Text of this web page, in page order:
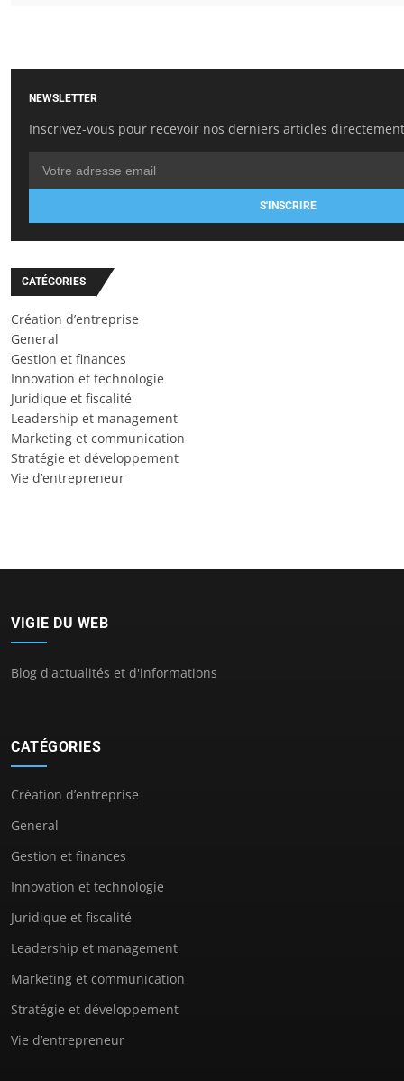
NEWSLETTER
Inscrivez-vous pour recevoir nos derniers articles
S'INSCRIRE
CATÉGORIES
Création d’entreprise
General
Gestion et finances
Innovation et technologie
Juridique et fiscalité
Leadership et management
Marketing et communication
Stratégie et développement
Vie d’entrepreneur
VIGIE DU WEB
Blog d'actualités et d'informations
CATÉGORIES
Création d’entreprise
General
Gestion et finances
Innovation et technologie
Juridique et fiscalité
Leadership et management
Marketing et communication
Stratégie et développement
Vie d’entrepreneur